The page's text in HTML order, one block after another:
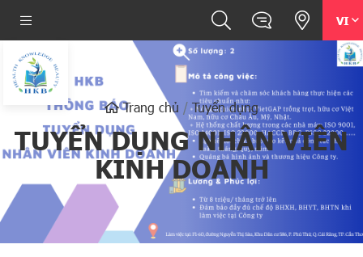
VI
Trang chủ Tuyển dụng
TUYỂN DỤNG NHÂN VIÊN
KINH DOANH